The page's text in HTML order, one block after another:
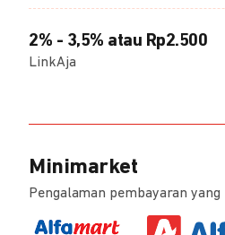
2% - 3,5% atau Rp2.500
LinkAja
Minimarket
Pengalaman pembayaran